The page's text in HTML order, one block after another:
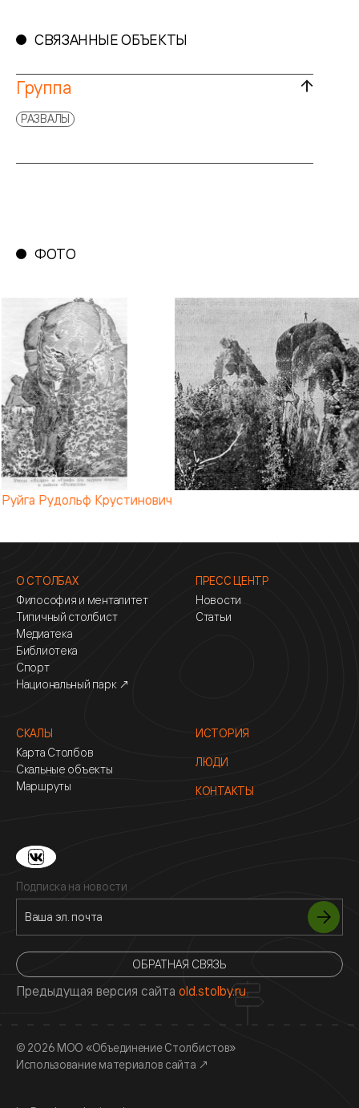
СВЯЗАННЫЕ ОБЪЕКТЫ
Группа
РАЗВАЛЫ
ФОТО
Руйга Рудольф Крустинович
О СТОЛБАХ
Философия и менталитет
Типичный столбист
Медиатека
Библиотека
Спорт
Национальный парк ↗
ПРЕСС ЦЕНТР
Новости
Статьи
СКАЛЫ
Карта Столбов
Скальные объекты
Маршруты
ИСТОРИЯ
ЛЮДИ
КОНТАКТЫ
Подписка на новости
ОБРАТНАЯ СВЯЗЬ
Предыдущая версия сайта old.stolby.ru
© 2026 МОО «Объединение Столбистов»
Использование материалов сайта ↗